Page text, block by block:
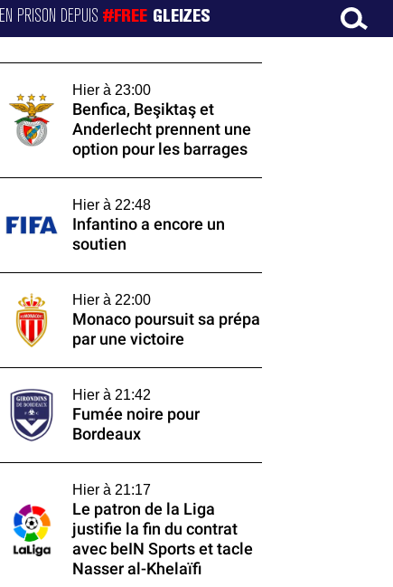
EN PRISON DEPUIS#FREE GLEIZES
Hier à 23:00
Benfica, Beşiktaş et
Anderlecht prennent une
option pour les barrages
Hier à 22:48
Infantino a encore un
soutien
Hier à 22:00
Monaco poursuit sa prépa
par une victoire
Hier à 21:42
Fumée noire pour
Bordeaux
Hier à 21:17
Le patron de la Liga
justifie la fin du contrat
avec beIN Sports et tacle
Nasser al-Khelaïfi